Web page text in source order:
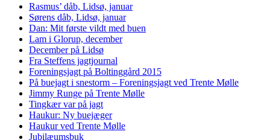
Rasmus’ dåb, Lidsø, januar
Sørens dåb, Lidsø, januar
Dan: Mit første vildt med buen
Lam i Glorup, december
December på Lidsø
Fra Steffens jagtjournal
Foreningsjagt på Boltinggård 2015
På buejagt i snestorm – Foreningsjagt ved Trente Mølle
Jimmy Runge på Trente Mølle
Tingkær var på jagt
Haukur: Ny buejæger
Haukur ved Trente Mølle
Jubilæumsbuk